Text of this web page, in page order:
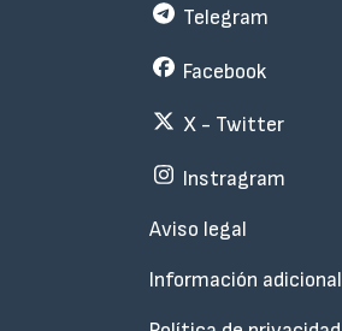
Subfooter
Telegram
Facebook
X - Twitter
Instragram
Aviso legal
Información adicional